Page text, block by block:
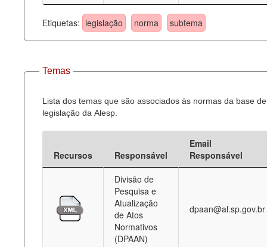
Etiquetas: legislação norma subtema
Temas
Lista dos temas que são associados às normas da base de
legislação da Alesp.
Recursos Responsável
Email
Responsável
Divisão de
Pesquisa e
Atualização
de Atos
Normativos
(DPAAN)
dpaan@al.sp.gov.br